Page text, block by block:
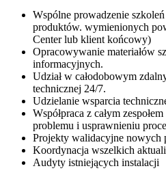
Wspólne prowadzenie
produktów. wymienionych
Center lub klient końcowy)
Opracowywanie materiałów
informacyjnych.
Udział w całodobowym
technicznej 24/7.
Udzielanie wsparcia
Współpraca z całym
problemu i usprawnieniu
Projekty walidacyjne nowych
Koordynacja wszelkich
Audyty istniejących instalacji